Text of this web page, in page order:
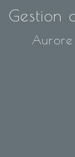
Gestion